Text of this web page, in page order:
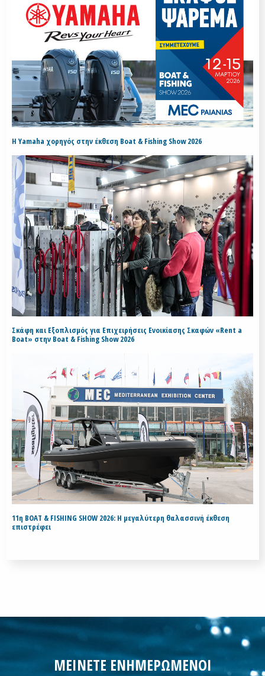
H Yamaha χορηγός στην έκθεση Boat & Fishing Show 2026
Σκάφη και Εξοπλισμός για Επιχειρήσεις Ενοικίασης Σκαφών «Rent a
Boat» στην Boat & Fishing Show 2026
11η BOAT & FISHING SHOW 2026: Η μεγαλύτερη θαλασσινή έκθεση
επιστρέφει
ΜΕΙΝΕΤΕ ΕΝΗΜΕΡΩΜΕΝΟΙ